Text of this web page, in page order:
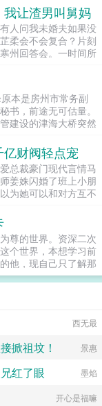
nBa掀翻传统，金州
终结旧时代，拉开小
回到世纪初，游历于
各时代的天骄交手，
目标把球投进篮
开，你们这些该死的
不识我！绝世美人王
有可能成为超人啊！
？咸蛋超人啊！不
穿外面，到处溜达那
对，就是他。我看
还有神奇女侠，小丑
，都来了。但没看见
儿？柱哥，你看的是
让渣男叫舅妈
人问我未婚夫如果没
柔会不会复合？片刻
州回答会。一时间所
却不想我带头鼓掌，
忘不了，我退出成全
要再亲一个庆祝下？
约，头也不回的离
为我在闹脾气，笃定
后来，我和陆寒州那
舅的婚礼现场。他发
到，红着眼求我和他
珩一脚踹开他，搂着
本是房州市常务副
书，前途无可估量。
建设的津海大桥突然
星被打入冷宫。娇妻
心灰意冷借酒愁，却
书记唐玉娆的秘密，
开...
财阀轻点宠
总裁豪门现代言情马
姜姝闪婚了班上小朋
为她可以和对方互不
知闪婚老公似乎本事
遇到困境的时候，对
帮助。而且自从闪婚
位从不发言的粉丝，
了起来，慢慢的，她
大V，她在上班之余
收入。就在她攒齐首
时，那位闪婚老公带
的地皮签购协议过来，
少套房子，我建给你，
姜姝这才发现，自己
大财阀，且那个大财
皮糖一样的微博粉
尊的世界。资深二次
个世界，本想学习前
他，现自己只了解那
神，只能打消这个心
他只能运用前世的知
，开始打造属于自己
柳斋重国碎蜂朽木白
露狰狞獠牙。千手柱间
治草帽海贼团在此集
西无最
掀祖坟！ 景惠
红了眼 墨焰
开心是福嘛